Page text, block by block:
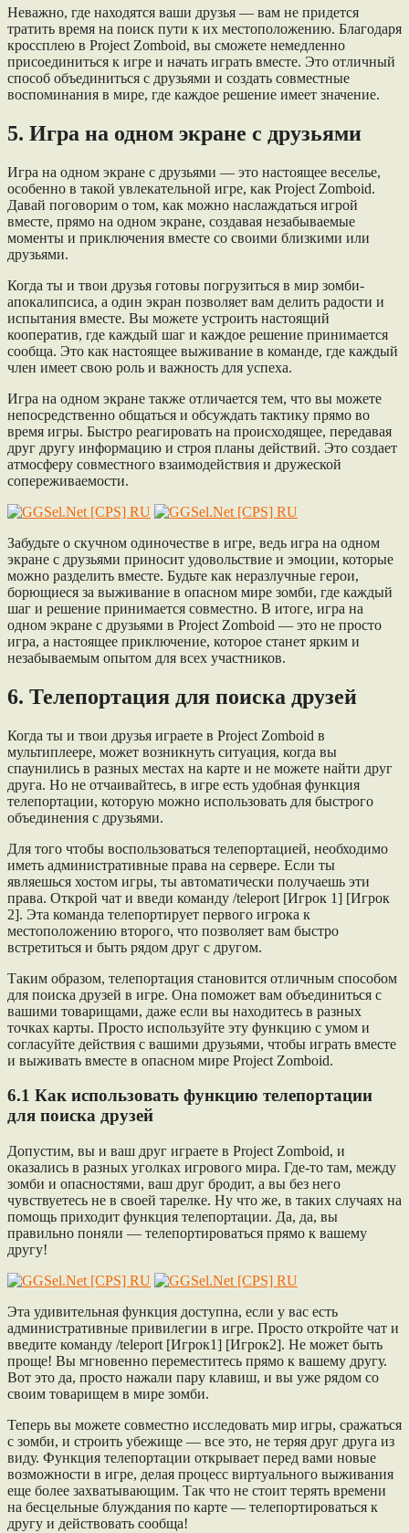
Неважно, где находятся ваши друзья — вам не придется
тратить время на поиск пути к их местоположению. Благодаря
кроссплею в Project Zomboid, вы сможете немедленно
присоединиться к игре и начать играть вместе. Это отличный
способ объединиться с друзьями и создать совместные
воспоминания в мире, где каждое решение имеет значение.
5. Игра на одном экране с друзьями
Игра на одном экране с друзьями — это настоящее веселье,
особенно в такой увлекательной игре, как Project Zomboid.
Давай поговорим о том, как можно наслаждаться игрой
вместе, прямо на одном экране, создавая незабываемые
моменты и приключения вместе со своими близкими или
друзьями.
Когда ты и твои друзья готовы погрузиться в мир зомби-
апокалипсиса, а один экран позволяет вам делить радости и
испытания вместе. Вы можете устроить настоящий
кооператив, где каждый шаг и каждое решение принимается
сообща. Это как настоящее выживание в команде, где каждый
член имеет свою роль и важность для успеха.
Игра на одном экране также отличается тем, что вы можете
непосредственно общаться и обсуждать тактику прямо во
время игры. Быстро реагировать на происходящее, передавая
друг другу информацию и строя планы действий. Это создает
атмосферу совместного взаимодействия и дружеской
сопереживаемости.
Забудьте о скучном одиночестве в игре, ведь игра на одном
экране с друзьями приносит удовольствие и эмоции, которые
можно разделить вместе. Будьте как неразлучные герои,
борющиеся за выживание в опасном мире зомби, где каждый
шаг и решение принимается совместно. В итоге, игра на
одном экране с друзьями в Project Zomboid — это не просто
игра, а настоящее приключение, которое станет ярким и
незабываемым опытом для всех участников.
6. Телепортация для поиска друзей
Когда ты и твои друзья играете в Project Zomboid в
мультиплеере, может возникнуть ситуация, когда вы
спаунились в разных местах на карте и не можете найти друг
друга. Но не отчаивайтесь, в игре есть удобная функция
телепортации, которую можно использовать для быстрого
объединения с друзьями.
Для того чтобы воспользоваться телепортацией, необходимо
иметь административные права на сервере. Если ты
являешься хостом игры, ты автоматически получаешь эти
права. Открой чат и введи команду /teleport [Игрок 1] [Игрок
2]. Эта команда телепортирует первого игрока к
местоположению второго, что позволяет вам быстро
встретиться и быть рядом друг с другом.
Таким образом, телепортация становится отличным способом
для поиска друзей в игре. Она поможет вам объединиться с
вашими товарищами, даже если вы находитесь в разных
точках карты. Просто используйте эту функцию с умом и
согласуйте действия с вашими друзьями, чтобы играть вместе
и выживать вместе в опасном мире Project Zomboid.
6.1 Как использовать функцию телепортации
для поиска друзей
Допустим, вы и ваш друг играете в Project Zomboid, и
оказались в разных уголках игрового мира. Где-то там, между
зомби и опасностями, ваш друг бродит, а вы без него
чувствуетесь не в своей тарелке. Ну что же, в таких случаях на
помощь приходит функция телепортации. Да, да, вы
правильно поняли — телепортироваться прямо к вашему
другу!
Эта удивительная функция доступна, если у вас есть
административные привилегии в игре. Просто откройте чат и
введите команду /teleport [Игрок1] [Игрок2]. Не может быть
проще! Вы мгновенно переместитесь прямо к вашему другу.
Вот это да, просто нажали пару клавиш, и вы уже рядом со
своим товарищем в мире зомби.
Теперь вы можете совместно исследовать мир игры, сражаться
с зомби, и строить убежище — все это, не теряя друг друга из
виду. Функция телепортации открывает перед вами новые
возможности в игре, делая процесс виртуального выживания
еще более захватывающим. Так что не стоит терять времени
на бесцельные блуждания по карте — телепортироваться к
другу и действовать сообща!